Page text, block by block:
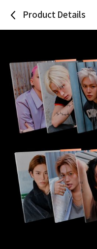
Product Details